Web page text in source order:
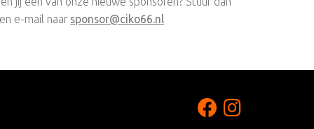
e-mail naar sponsor@ciko66.nl